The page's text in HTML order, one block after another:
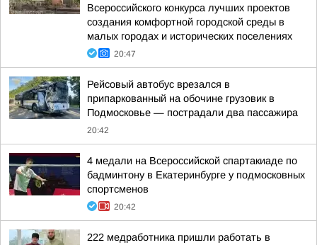
Всероссийского конкурса лучших проектов
создания комфортной городской среды в
малых городах и исторических поселениях
20:47
Рейсовый автобус врезался в
припаркованный на обочине грузовик в
Подмосковье — пострадали два пассажира
20:42
4 медали на Всероссийской спартакиаде по
бадминтону в Екатеринбурге у подмосковных
спортсменов
20:42
222 медработника пришли работать в